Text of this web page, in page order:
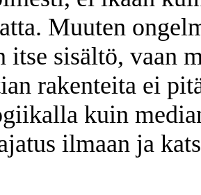
Muuten
itse sisältö, vaan
rakenteita ei
kuin
ilmaan ja